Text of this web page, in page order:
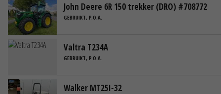
John Deere 6R 150 trekker (DRO) #708772
GEBRUIKT, P.O.A.
Valtra T234A
GEBRUIKT, P.O.A.
Walker MT25I-32